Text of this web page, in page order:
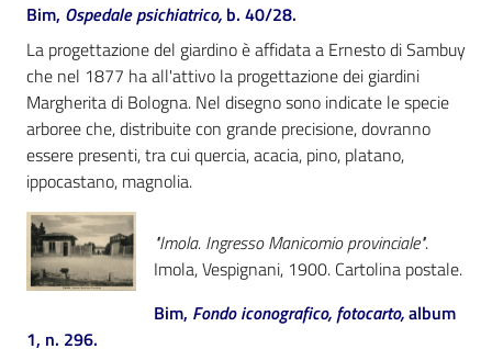
Bim, Ospedale psichiatrico, b. 40/28.
La progettazione del giardino è affidata a Ernesto di Sambuy
che nel 1877 ha all'attivo la progettazione dei giardini
Margherita di Bologna. Nel disegno sono indicate le specie
arboree che, distribuite con grande precisione, dovranno
essere presenti, tra cui quercia, acacia, pino, platano,
ippocastano, magnolia.
"Imola. Ingresso Manicomio provinciale".
Imola, Vespignani, 1900. Cartolina postale.
Bim, Fondo iconografico, fotocarto,album
1, n. 296.